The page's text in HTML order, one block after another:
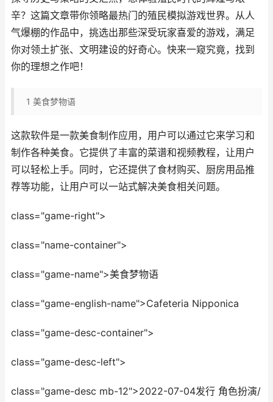
辛？这篇文章带你领略最热门的殖民模拟游戏世界。从人
气爆棚的作品中，挑选出那些深受玩家喜爱的游戏，满足
你对领土扩张、文明建设的好奇心。快来一窥究竟，找到
你的理想之作吧！
1 美食梦物语
这款软件是一款美食制作应用，用户可以通过它来学习和
制作各种美食。它提供了丰富的菜谱和视频教程，让用户
可以轻松上手。同时，它还提供了食材购买、厨房用品推
荐等功能，让用户可以一站式解决美食相关问题。
class="game-right">
class="name-container">
class="game-name">美食梦物语
class="game-english-name">Cafeteria Nipponica
class="game-desc-container">
class="game-desc-left">
class="game-desc mb-12">2022-07-04发行 角色扮演/